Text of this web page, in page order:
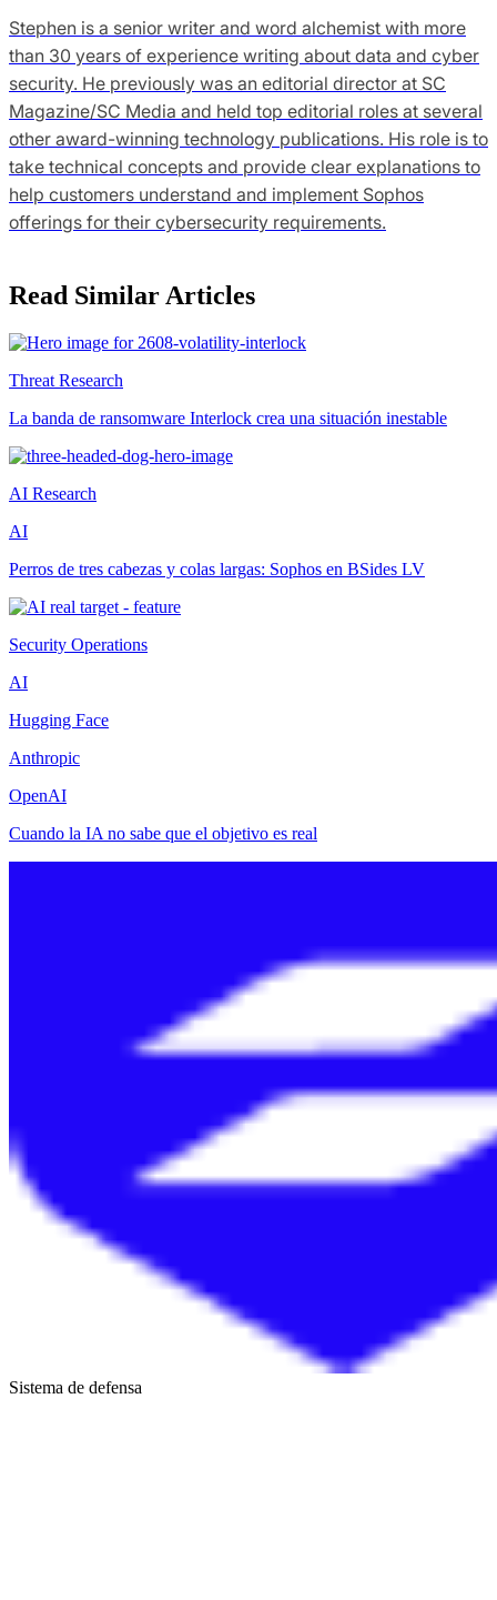
Stephen is a senior writer and word alchemist with more
than 30 years of experience writing about data and cyber
security. He previously was an editorial director at SC
Magazine/SC Media and held top editorial roles at several
other award-winning technology publications. His role is to
take technical concepts and provide clear explanations to
help customers understand and implement Sophos
offerings for their cybersecurity requirements.
Read Similar Articles
Threat Research
La banda de ransomware Interlock crea una situación inestable
AI Research
AI
Perros de tres cabezas y colas largas: Sophos en BSides LV
Security Operations
AI
Hugging Face
Anthropic
OpenAI
Cuando la IA no sabe que el objetivo es real
Sistema de defensa